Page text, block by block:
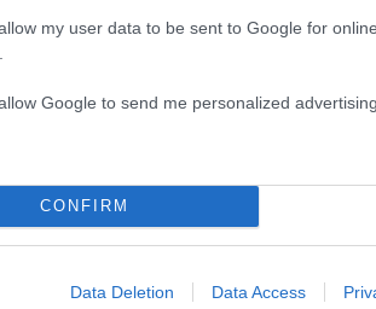
my user data to be sent to Google for
Google to send me personalized advertising.
CONFIRM
Data Deletion Data Access
ΔΩΡΟΔΟΚΙΑ
Share: